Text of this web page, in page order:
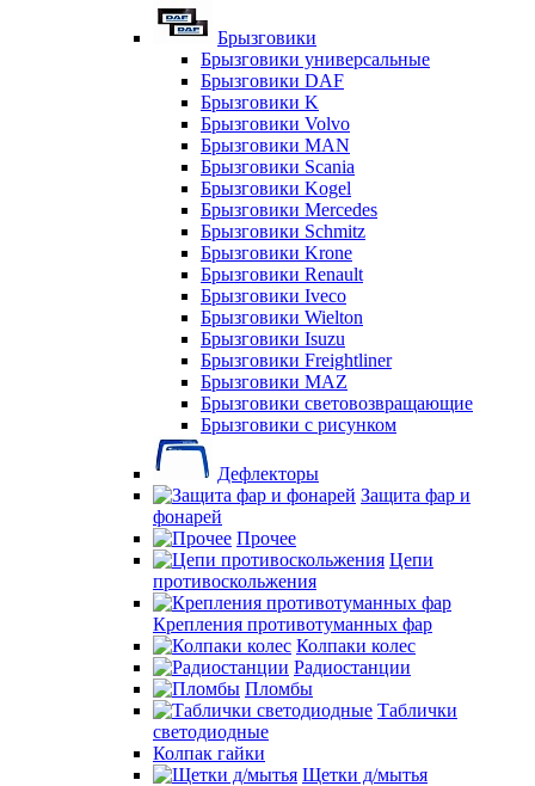
Брызговики
Брызговики универсальные
Брызговики DAF
Брызговики K
Брызговики Volvo
Брызговики MAN
Брызговики Scania
Брызговики Kogel
Брызговики Mercedes
Брызговики Schmitz
Брызговики Krone
Брызговики Renault
Брызговики Iveco
Брызговики Wielton
Брызговики Isuzu
Брызговики Freightliner
Брызговики MAZ
Брызговики световозвращающие
Брызговики с рисунком
Дефлекторы
Защита фар и
фонарей
Прочее
Цепи
противоскольжения
Крепления противотуманных фар
Колпаки колес
Радиостанции
Пломбы
Таблички
светодиодные
Колпак гайки
Щетки д/мытья